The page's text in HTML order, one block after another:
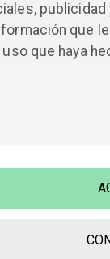
de amor
tirón o a
abrirlo por
publicidad
que
que haya